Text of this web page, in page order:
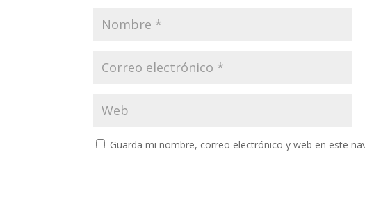
Guarda mi nombre, correo electrónico y web en este